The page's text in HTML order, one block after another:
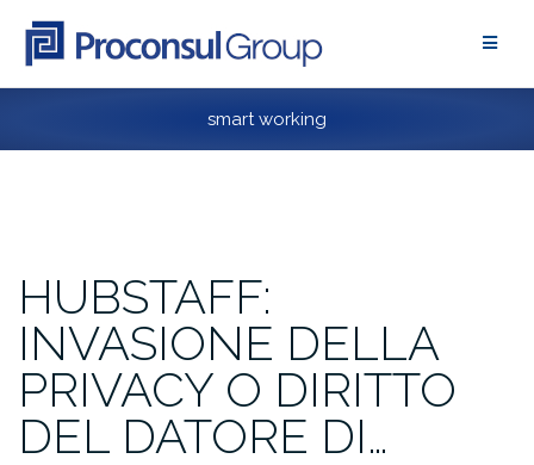
corpo
smart working
HUBSTAFF:
INVASIONE DELLA
PRIVACY O DIRITTO
DEL DATORE DI…